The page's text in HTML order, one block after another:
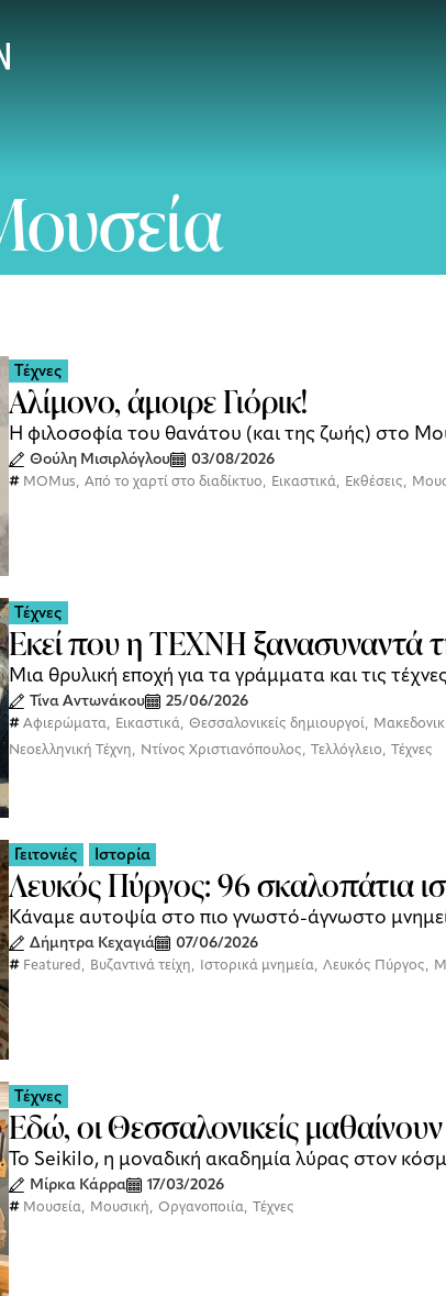
Τέχνες
Αλίμονο, άμοιρε Γιόρικ!
Η φιλοσοφία του θανάτου (και της ζωής) στο
Θούλη Μισιρλόγλου 03/08/2026
MOMus, Από το χαρτί στο διαδίκτυο, Εικαστικά, Εκθέσεις,
Τέχνες
Εκεί που η ΤΕΧΝΗ ξανασυναντά
Μια θρυλική εποχή για τα γράμματα και τις
Τίνα Αντωνάκου 25/06/2026
Αφιερώματα, Εικαστικά, Θεσσαλονικείς δημιουργοί,
Νεοελληνική Τέχνη, Ντίνος Χριστιανόπουλος, Τελλόγλειο, Τέχνες
Γειτονιές Ιστορία
Λευκός Πύργος: 96 σκαλοπάτια
Κάναμε αυτοψία στο πιο γνωστό-άγνωστο
Δήμητρα Κεχαγιά 07/06/2026
Featured , Βυζαντινά τείχη, Ιστορικά μνημεία, Λευκός Πύργος,
Τέχνες
Εδώ, οι Θεσσαλονικείς
Το Seikilo, η μοναδική ακαδημία λύρας στον
Μίρκα Κάρρα 17/03/2026
Μουσεία, Μουσική, Οργανοποιία, Τέχνες